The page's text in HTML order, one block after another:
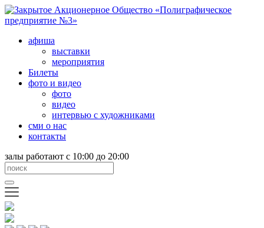
афиша
выставки
мероприятия
Билеты
фото и видео
фото
видео
интервью с художниками
сми о нас
контакты
залы работают с 10:00 до 20:00